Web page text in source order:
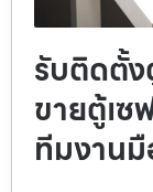
รับติดตั้
ขายตู้เซ
ทีมงาน